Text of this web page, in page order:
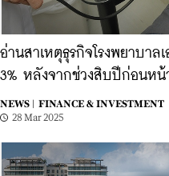
อ่านสาเหตุธุรกิจโรงพยาบา
3% หลังจากช่วงสิบปีก่อนหน้
NEWS |
FINANCE & INVESTMENT
28 Mar 2025